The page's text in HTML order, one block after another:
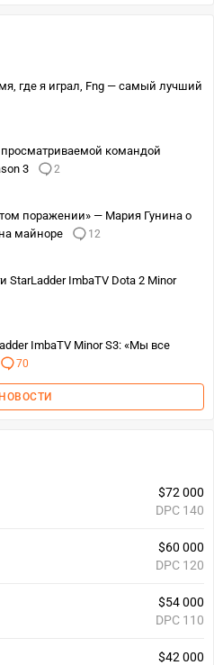
где я играл, Fng — самый лучший
командой
3
2
поражении» — Мария Гунина о
майноре
12
StarLadder ImbaTV Dota 2 Minor
ImbaTV Minor S3: «Мы все
70
$72 000
DPC 140
$60 000
DPC 120
$54 000
DPC 110
$42 000